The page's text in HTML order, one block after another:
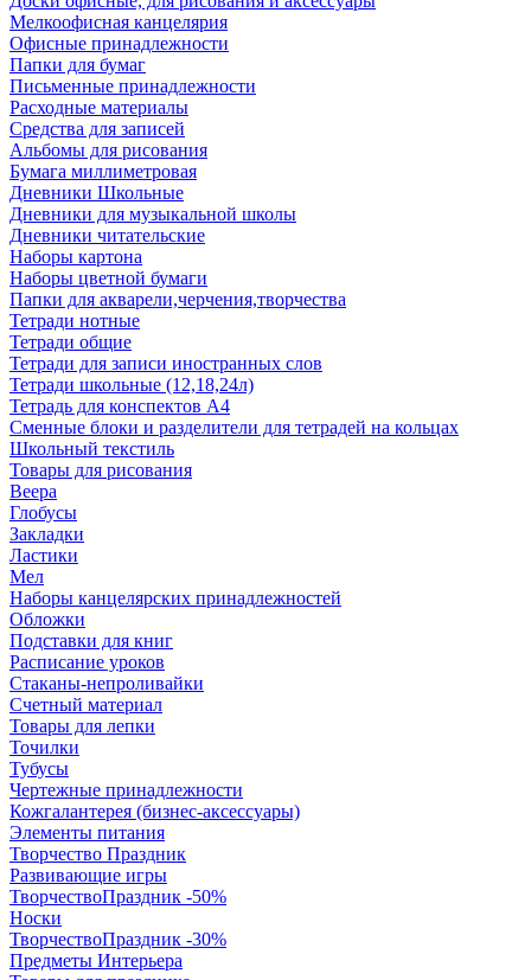
Мелкоофисная канцелярия
Офисные принадлежности
Папки для бумаг
Письменные принадлежности
Расходные материалы
Средства для записей
Альбомы для рисования
Бумага миллиметровая
Дневники Школьные
Дневники для музыкальной школы
Дневники читательские
Наборы картона
Наборы цветной бумаги
Папки для акварели,черчения,творчества
Тетради нотные
Тетради общие
Тетради для записи иностранных слов
Тетради школьные (12,18,24л)
Тетрадь для конспектов А4
Сменные блоки и разделители для тетрадей на кольцах
Школьный текстиль
Товары для рисования
Веера
Глобусы
Закладки
Ластики
Мел
Наборы канцелярских принадлежностей
Обложки
Подставки для книг
Расписание уроков
Стаканы-непроливайки
Счетный материал
Товары для лепки
Точилки
Тубусы
Чертежные принадлежности
Кожгалантерея (бизнес-аксессуары)
Элементы питания
Творчество Праздник
Развивающие игры
ТворчествоПраздник -50%
Носки
ТворчествоПраздник -30%
Предметы Интерьера